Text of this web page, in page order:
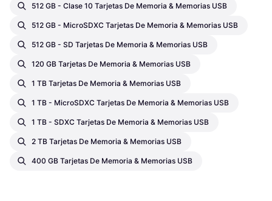
512 GB - Clase 10 Tarjetas De Memoria & Memorias USB
512 GB - MicroSDXC Tarjetas De Memoria & Memorias USB
512 GB - SD Tarjetas De Memoria & Memorias USB
120 GB Tarjetas De Memoria & Memorias USB
1 TB Tarjetas De Memoria & Memorias USB
1 TB - MicroSDXC Tarjetas De Memoria & Memorias USB
1 TB - SDXC Tarjetas De Memoria & Memorias USB
2 TB Tarjetas De Memoria & Memorias USB
400 GB Tarjetas De Memoria & Memorias USB